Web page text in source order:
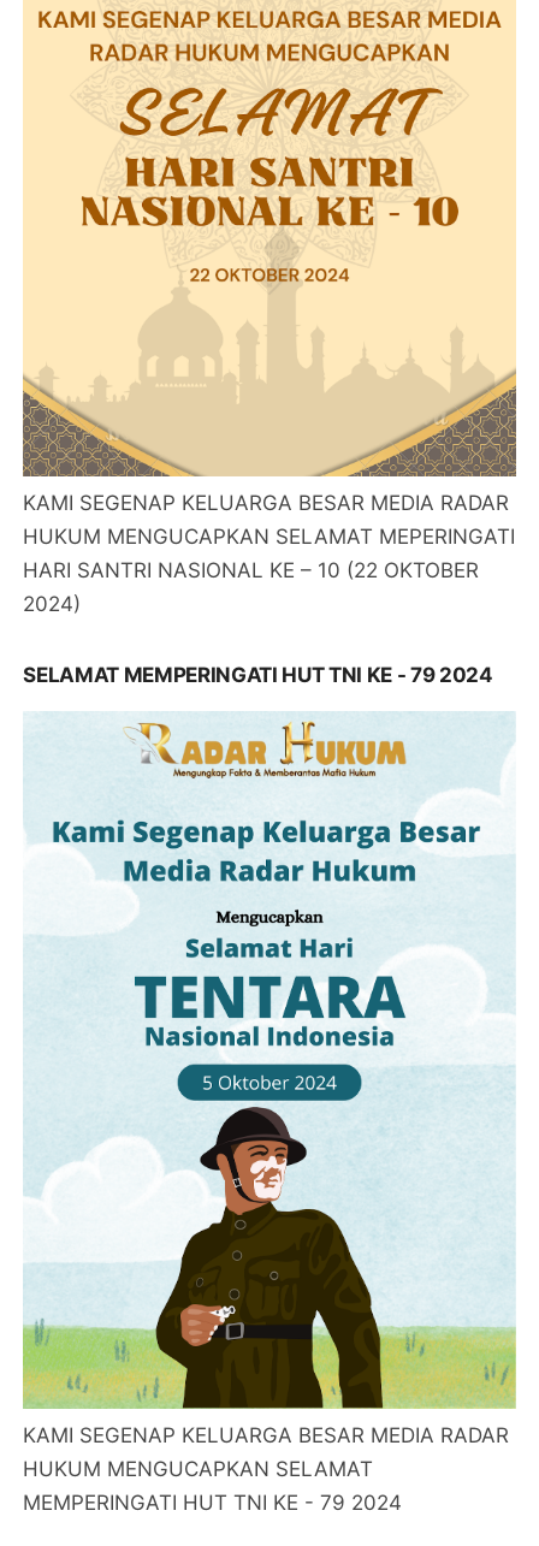
KAMI SEGENAP KELUARGA BESAR MEDIA RADAR
HUKUM MENGUCAPKAN SELAMAT MEPERINGATI
HARI SANTRI NASIONAL KE – 10 (22 OKTOBER
2024)
SELAMAT MEMPERINGATI HUT TNI KE - 79 2024
KAMI SEGENAP KELUARGA BESAR MEDIA RADAR
HUKUM MENGUCAPKAN SELAMAT
MEMPERINGATI HUT TNI KE - 79 2024